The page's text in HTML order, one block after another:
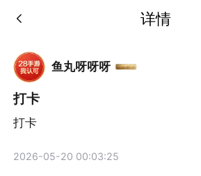
详情
鱼丸呀呀呀
打卡
打卡
2026-05-20 00:03:25